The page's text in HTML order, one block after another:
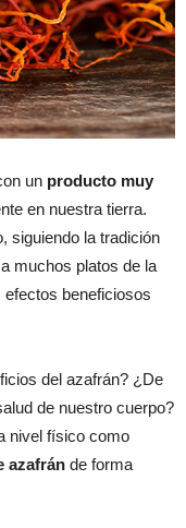
un producto muy
en nuestra tierra.
siguiendo la tradición
muchos platos de la
beneficiosos
del azafrán? ¿De
de nuestro cuerpo?
nivel físico como
azafrán de forma